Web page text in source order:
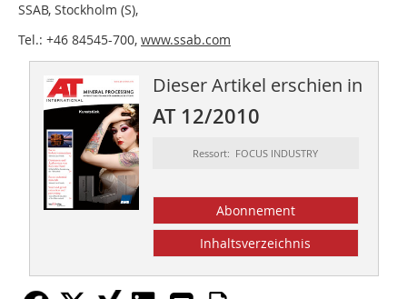
SSAB, Stockholm (S),
Tel.: +46 84545-700, www.ssab.com
Dieser Artikel erschien in
AT 12/2010
Ressort: FOCUS INDUSTRY
Abonnement
Inhaltsverzeichnis